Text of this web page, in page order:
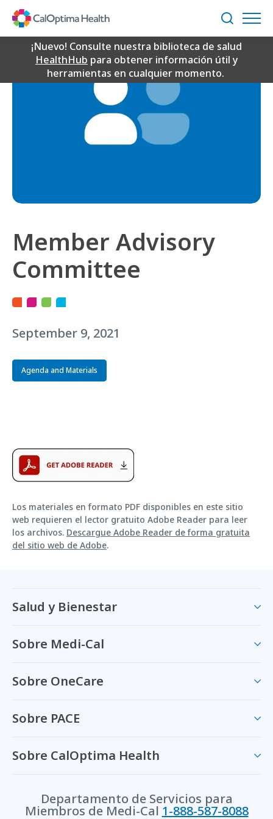
Content
Buscar
¡Nuevo! Consulte nuestra biblioteca de salud
HealthHub para obtener información útil y
herramientas en cualquier momento.
Member Advisory
Committee
September 9, 2021
Agenda and Materials
Los materiales en formato PDF disponibles en este sitio
web requieren el lector gratuito Adobe Reader para leer
los archivos. Descargue Adobe Reader de forma gratuita
del sitio web de Adobe.
Salud y Bienestar
Sobre Medi-Cal
Sobre OneCare
Sobre PACE
Sobre CalOptima Health
Departamento de Servicios para
Miembros de Medi-Cal 1-888-587-8088